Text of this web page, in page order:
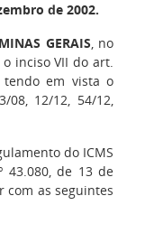
de 2002.
GERAIS, no
inciso VII do art.
tendo em vista o
08, 12/12, 54/12,
do ICMS
43.080, de 13 de
com as seguintes